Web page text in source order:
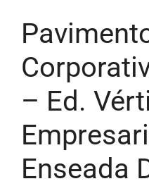
– Ed.
Enseada